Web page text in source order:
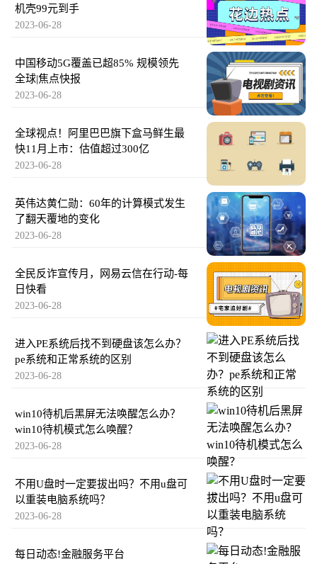
机壳99元到手
2023-06-28
中国移动5G覆盖已超85% 规模领先
全球|焦点快报
2023-06-28
全球视点！阿里巴巴旗下盒马鲜生最
快11月上市：估值超过300亿
2023-06-28
英伟达黄仁勋：60年的计算模式发生
了翻天覆地的变化
2023-06-28
全民反诈宣传月，网易云信在行动-每
日快看
2023-06-28
进入PE系统后找不到硬盘该怎么办？
pe系统和正常系统的区别
2023-06-28
win10待机后黑屏无法唤醒怎么办？
win10待机模式怎么唤醒？
2023-06-28
不用U盘时一定要拔出吗？不用u盘可
以重装电脑系统吗？
2023-06-28
每日动态!金融服务平台